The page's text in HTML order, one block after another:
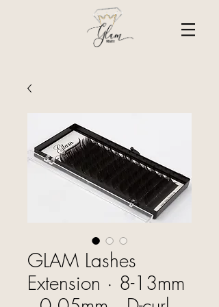
GLAM Lashes
Extension · 8-13mm